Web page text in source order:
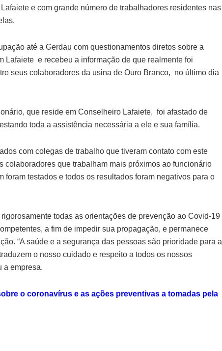
e com grande número de trabalhadores residentes nas
até a Gerdau com questionamentos diretos sobre a
Lafaiete e recebeu a informação de que realmente foi
seus colaboradores da usina de Ouro Branco, no último dia
que reside em Conselheiro Lafaiete, foi afastado de
toda a assistência necessária a ele e sua família.
com colegas de trabalho que tiveram contato com este
colaboradores que trabalham mais próximos ao funcionário
foram testados e todos os resultados foram negativos para o
todas as orientações de prevenção ao Covid-19
a fim de impedir sua propagação, e permanece
“A saúde e a segurança das pessoas são prioridade para a
o nosso cuidado e respeito a todos os nossos
a empresa.
o coronavírus e as ações preventivas a tomadas pela